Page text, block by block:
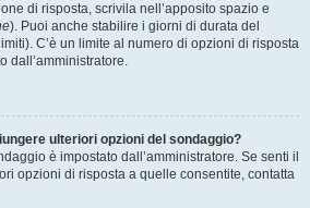
di risposta, scrivila nell’apposito spazio e
). Puoi anche stabilire i giorni di durata del
C’è un limite al numero di opzioni di risposta
dall’amministratore.
ulteriori opzioni del sondaggio?
è impostato dall’amministratore. Se senti il
opzioni di risposta a quelle consentite, contatta